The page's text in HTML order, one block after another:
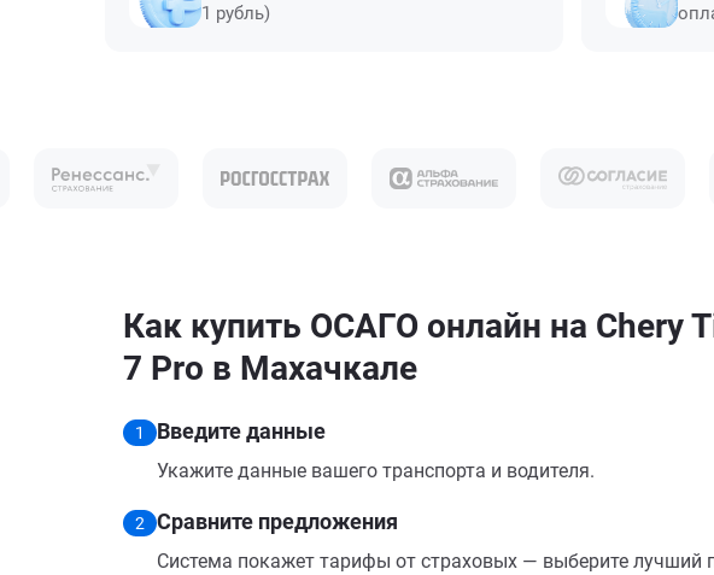
1 рубль)
Как купить ОСАГО онлайн на Chery
7 Pro в Махачкале
1 Введите данные
Укажите данные вашего транспорта и водителя.
2 Сравните предложения
Система покажет тарифы от страховых — выберите лучший